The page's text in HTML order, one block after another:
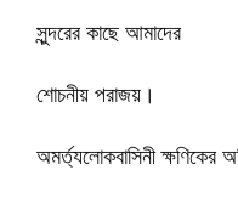
সুন্দরের কাছে আমাদের
শোচনীয় পরাজয়।
অমর্ত্যলোকবাসিনী ক্ষণিকের